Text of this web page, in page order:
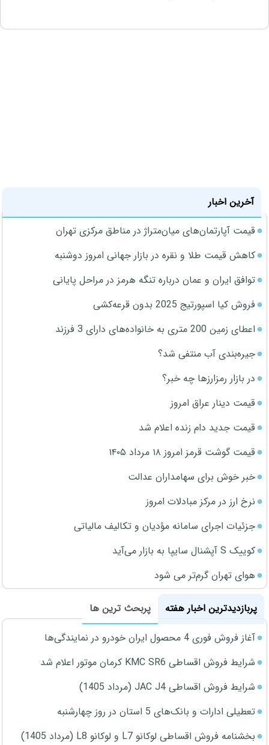
آخرین اخبار
قیمت آپارتمان‌های میان‌متراژ در مناطق مرکزی تهران
کاهش قیمت طلا و نقره در بازار جهانی امروز دوشنبه
توافق ایران و عمان درباره تنگه هرمز در مراحل پایانی
فروش کیا اسپورتیج 2025 بدون قرعه‌کشی
اعطای زمین 200 متری به خانواده‌های دارای 3 فرزند
جیره‌بندی آب منتفی شد؟
در بازار رمزارزها چه خبر؟
قیمت دینار عراق امروز
قیمت جدید دام زنده اعلام شد
قیمت گوشت قرمز امروز ۱۸ مرداد ۱۴۰۵
خبر خوش برای سهامداران عدالت
نرخ ارز در مرکز مبادلات امروز
جزئیات اجرای سامانه مؤدیان و تکالیف مالیاتی
کوییک S آپشنال سایپا به بازار می‌آید
هوای تهران گرم‌تر می شود
پربازدیدترین اخبار هفته
پربحث ترین ها
آغاز فروش فوری 4 محصول ایران خودرو در نمایندگی‌ها
شرایط فروش اقساطی KMC SR6 کرمان موتور اعلام شد
شرایط فروش اقساطی JAC J4 (مرداد 1405)
تعطیلی ادارات و بانک‌های 5 استان در روز چهارشنبه
بخشنامه فروش اقساطی لوکانو L7 و لوکانو L8 (مرداد 1405)